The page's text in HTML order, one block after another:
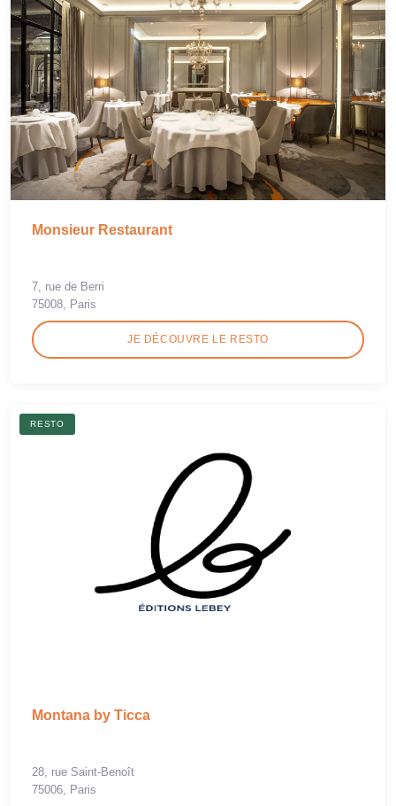
Monsieur Restaurant
7, rue de Berri
75008, Paris
JE DÉCOUVRE LE RESTO
RESTO
Montana by Ticca
28, rue Saint-Benoît
75006, Paris